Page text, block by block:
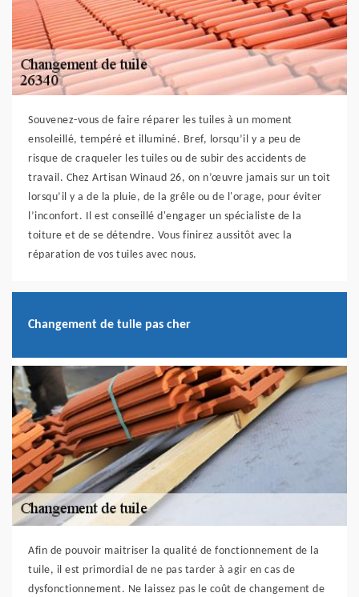
Souvenez-vous de faire réparer les tuiles à un moment
ensoleillé, tempéré et illuminé. Bref, lorsqu’il y a peu de
risque de craqueler les tuiles ou de subir des accidents de
travail. Chez Artisan Winaud 26, on n’œuvre jamais sur un toit
lorsqu’il y a de la pluie, de la grêle ou de l'orage, pour éviter
l’inconfort. Il est conseillé d'engager un spécialiste de la
toiture et de se détendre. Vous finirez aussitôt avec la
réparation de vos tuiles avec nous.
Changement de tuile pas cher
Afin de pouvoir maitriser la qualité de fonctionnement de la
tuile, il est primordial de ne pas tarder à agir en cas de
dysfonctionnement. Ne laissez pas le coût de changement de